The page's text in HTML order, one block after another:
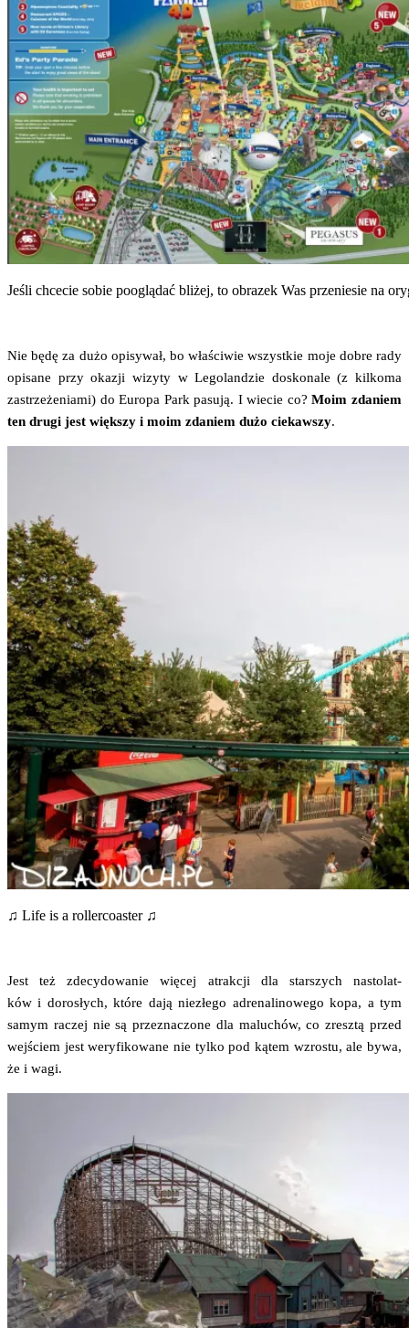
Jeśli chce­cie sobie pooglą­dać bli­żej, to obra­zek Was prze­nie­sie na
Nie będę za dużo opi­sy­wał, bo wła­ści­wie wszyst­kie moje dobre rady
opi­sa­ne przy oka­zji wizy­ty w Lego­lan­dzie dosko­na­le (z kil­ko­ma
zastrze­że­nia­mi) do Euro­pa Park pasu­ją. I wie­cie co?Moim zda­niem
ten dru­gi jest więk­szy i moim zda­niem dużo cie­kaw­szy.
♫ Life is a rollercoaster ♫
Jest też zde­cy­do­wa­nie wię­cej atrak­cji dla star­szych nasto­lat­
ków i doro­słych, któ­re dają nie­złe­go adre­na­li­no­we­go kopa, a tym
samym raczej nie są prze­zna­czo­ne dla malu­chów, co zresz­tą przed
wej­ściem jest wery­fi­ko­wa­ne nie tyl­ko pod kątem wzro­stu, ale bywa,
że i wagi.